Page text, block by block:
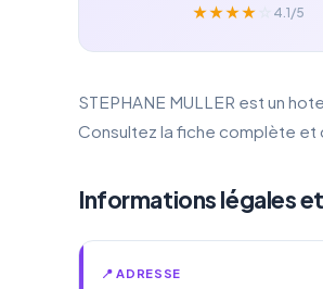
★★★★ 4.1/5
STEPHANE MULLER est un
Consultez la fiche complète et
Informations légales
📍 ADRESSE